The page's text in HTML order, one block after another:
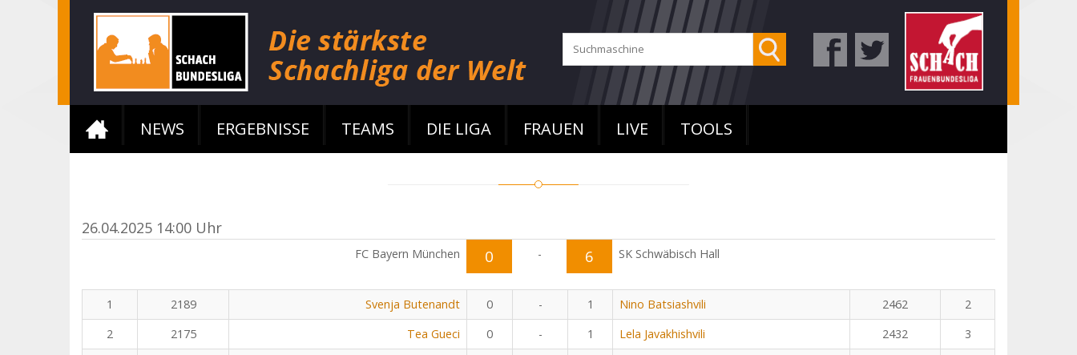
NEWS ERGEBNISSE TEAMS DIE LIGA FRAUEN LIVE TOOLS
26.04.2025 14:00 Uhr
FC Bayern München 0 - 6 SK Schwäbisch Hall
1 2189 Svenja Butenandt 0 - 1 Nino Batsiashvili 2462
2
2
2175 Tea Gueci 0 - 1 Lela Javakhishvili 2432
3